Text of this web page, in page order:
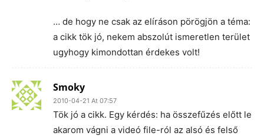
… de hogy ne csak az elíráson pörögjön a téma:
a cikk tök jó, nekem abszolút ismeretlen terület
ugyhogy kimondottan érdekes volt!
Smoky
2010-04-21 At 07:57
Tök jó a cikk. Egy kérdés: ha összefűzés előtt le
akarom vágni a videó file-ról az alsó és felső